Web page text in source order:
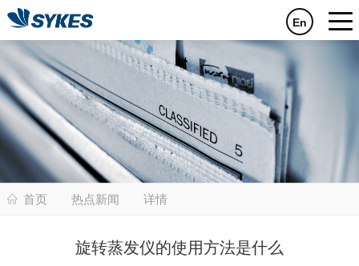
En
首页 热点新闻 详情
旋转蒸发仪的使用方法是什么